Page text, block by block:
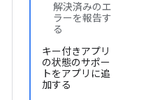
解決済みのエ
ラーを報告す
る
キー付きアプリ
の状態のサポー
トをアプリに追
加する